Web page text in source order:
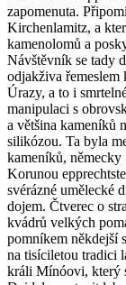
zapomenuta.
Kirchenlamitz, a
kamenolomů a
Návštěvník se tady
odjakživa řemeslem
Úrazy, a to i
manipulaci s
a většina kameníků
silikózou. Ta byla
kameníků, německy
Korunou
svérázné umělecké
dojem. Čtverec o
kvádrů velkých
pomníkem někdejší
na tisíciletou tradici
králi Mínóovi, který